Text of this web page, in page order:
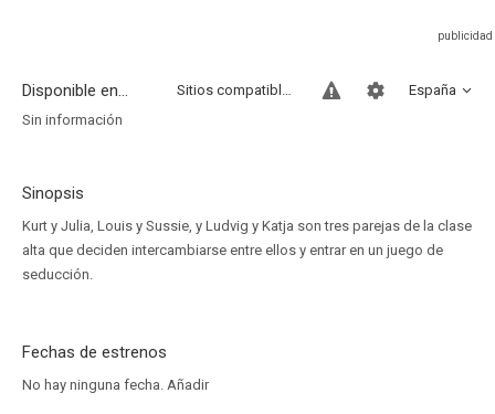
Disponible en... España
Sitios compatibles
Sin información
Sinopsis
Kurt y Julia, Louis y Sussie, y Ludvig y Katja son tres parejas de la clase
alta que deciden intercambiarse entre ellos y entrar en un juego de
seducción.
Fechas de estrenos
No hay ninguna fecha. Añadir